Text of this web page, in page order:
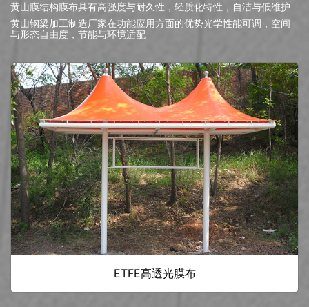
黄山膜结构膜布具有高强度与耐久性，轻质化特性，自洁与低维护
黄山钢梁加工制造厂家在功能应用方面的优势光学性能可调，空间
与形态自由度，节能与环境适配
ETFE高透光膜布